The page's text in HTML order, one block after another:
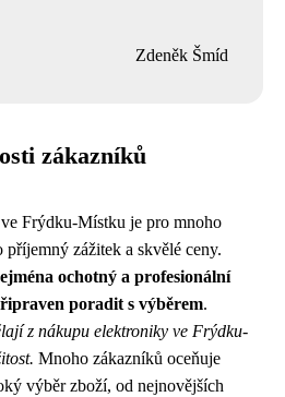
Zdeněk Šmíd
zákazníků
Frýdku-Místku je pro mnoho
zážitek a skvělé ceny.
ochotný a profesionální
poradit s výběrem.
z nákupu elektroniky ve Frýdku-
Mnoho zákazníků oceňuje
výběr zboží, od nejnovějších